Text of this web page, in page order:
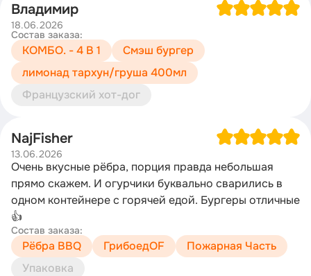
Владимир
18.06.2026
Состав заказа:
КОМБО. - 4 В 1
Смэш бургер
лимонад тархун/груша 400мл
Французский хот-дог
NajFisher
13.06.2026
Очень вкусные рёбра, порция правда небольшая
прямо скажем. И огурчики буквально сварились в
одном контейнере с горячей едой. Бургеры отличные
👍
Состав заказа:
Рёбра BBQ ГрибоедOF
Пожарная Часть
Упаковка